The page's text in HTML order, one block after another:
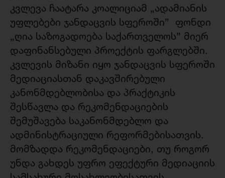
კვლევა ჩაატარა კოალიციამ „ადამიანის
უფლებები ჯანდაცვის სფეროში” ფონდი
„ღია საზოგადოება საქართველოს” მიერ
დაფინანსებული პროექტის ფარგლებში.
კვლევის მიზანი იყო ჯანდაცვის სფეროში
მედიაციასთან დაკავშირებული
კანონმდებლობისა და პრაქტიკის
შესწავლა და რეკომენდაციების
შემუშავება საკანონმდებლო და
ადმინისტრაციული რეფორმებისათვის.
მომზადდა რეკომენდაციები, თუ როგორ
უნდა გახდეს უფრო ეფექტური მედიაციის